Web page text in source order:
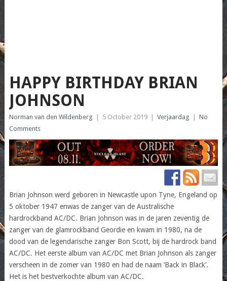
HAPPY BIRTHDAY BRIAN
JOHNSON
Norman van den Wildenberg 5 October 2019 Verjaardag
No
Comments
Brian Johnson werd geboren in Newcastle upon Tyne, Engeland op
5 oktober 1947 enwas de zanger van de Australische
hardrockband AC/DC. Brian Johnson was in de jaren zeventig de
zanger van de glamrockband Geordie en kwam in 1980, na de
dood van de legendarische zanger Bon Scott, bij de hardrock band
AC/DC. Het eerste album van AC/DC met Brian Johnson als zanger
verscheen in de zomer van 1980 en had de naam ‘Back in Black’.
Het is het bestverkochte album van AC/DC.